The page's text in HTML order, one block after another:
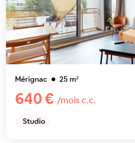
Mérignac 25m²
640 € /mois c.c.
Studio